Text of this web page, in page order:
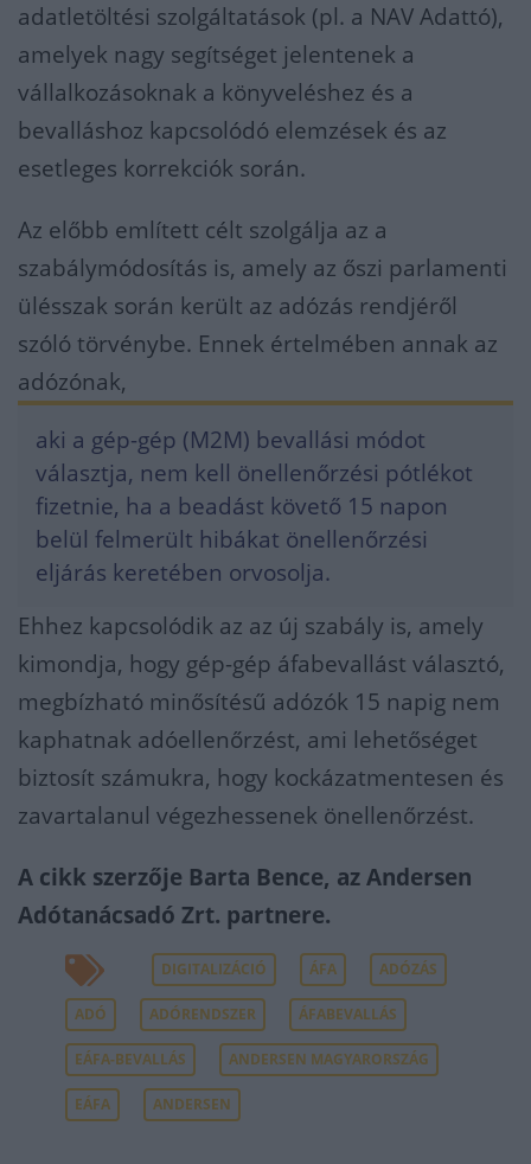
adatletöltési szolgáltatások (pl. a NAV Adattó),
amelyek nagy segítséget jelentenek a
vállalkozásoknak a könyveléshez és a
bevalláshoz kapcsolódó elemzések és az
esetleges korrekciók során.
Az előbb említett célt szolgálja az a
szabálymódosítás is, amely az őszi parlamenti
ülésszak során került az adózás rendjéről
szóló törvénybe. Ennek értelmében annak az
adózónak,
aki a gép-gép (M2M) bevallási módot
választja, nem kell önellenőrzési pótlékot
fizetnie, ha a beadást követő 15 napon
belül felmerült hibákat önellenőrzési
eljárás keretében orvosolja.
Ehhez kapcsolódik az az új szabály is, amely
kimondja, hogy gép-gép áfabevallást választó,
megbízható minősítésű adózók 15 napig nem
kaphatnak adóellenőrzést, ami lehetőséget
biztosít számukra, hogy kockázatmentesen és
zavartalanul végezhessenek önellenőrzést.
A cikk szerzője Barta Bence, az Andersen
Adótanácsadó Zrt. partnere.
DIGITALIZÁCIÓ ÁFA ADÓZÁS
ADÓ ADÓRENDSZER ÁFABEVALLÁS
EÁFA-BEVALLÁS ANDERSEN MAGYARORSZÁG
EÁFA ANDERSEN